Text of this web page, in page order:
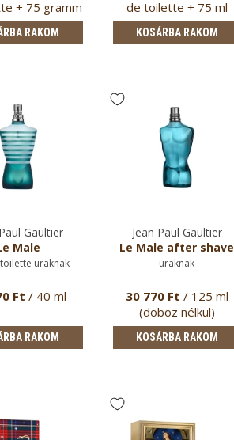
+ 75 gramm
stift…
RAKOM
de toilette + 75 ml
tusfürd…
KOSÁRBA RAKOM
Gaultier
Male
uraknak
Ft / 40 ml
RAKOM
Jean Paul Gaultier
Le Male after shave
uraknak
30 770 Ft / 125 ml
(doboz nélkül)
KOSÁRBA RAKOM